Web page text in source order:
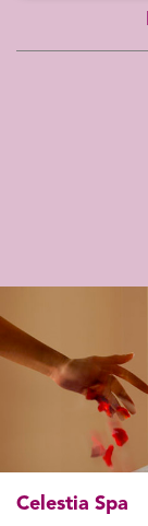
Celestia Spa